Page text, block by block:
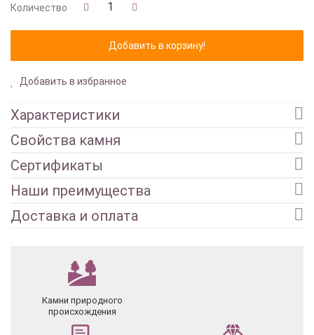
Количество
Добавить в избранное
Характеристики
Свойства камня
Сертификаты
Наши преимущества
Доставка и оплата
Камни природного
происхождения